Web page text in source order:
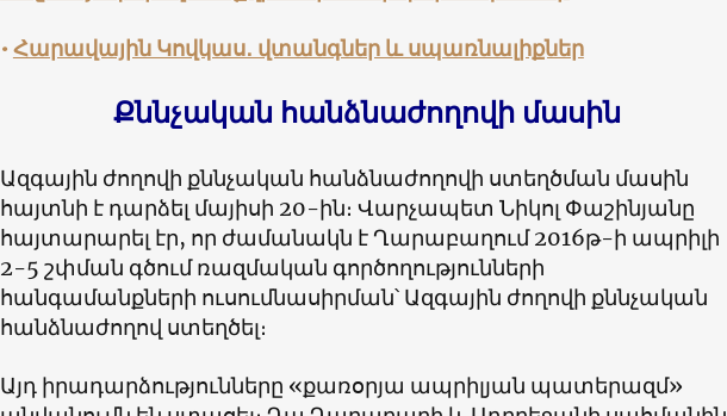
• Հարավային Կովկաս․ վտանգներ և սպառնալիքներ
Քննչական հանձնաժողովի մասին
Ազգային ժողովի քննչական հանձնաժողովի ստեղծման մասին
հայտնի է դարձել մայիսի 20-ին։ Վարչապետ Նիկոլ Փաշինյանը
հայտարարել էր, որ ժամանակն է Ղարաբաղում 2016թ-ի ապրիլի
2-5 շփման գծում ռազմական գործողությունների
հանգամանքների ուսումնասիրման՝ Ազգային ժողովի քննչական
հանձնաժողով ստեղծել։
Այդ իրադարձությունները «քառօրյա ապրիլյան պատերազմ»